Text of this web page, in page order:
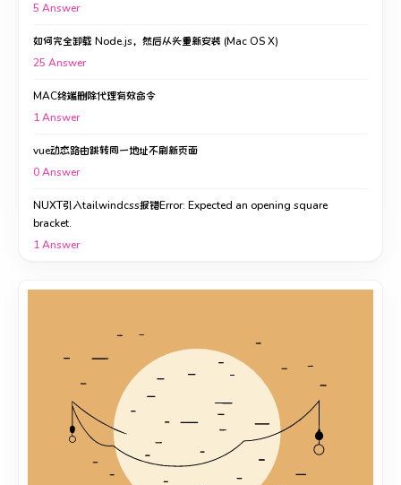
5 Answer
如何完全卸载 Node.js，然后从头重新安装 (Mac OS X)
25 Answer
MAC终端删除代理有效命令
1Answer
vue动态路由跳转同一地址不刷新页面
0Answer
NUXT引入tailwindcss报错Error: Expected an opening square
bracket.
1Answer